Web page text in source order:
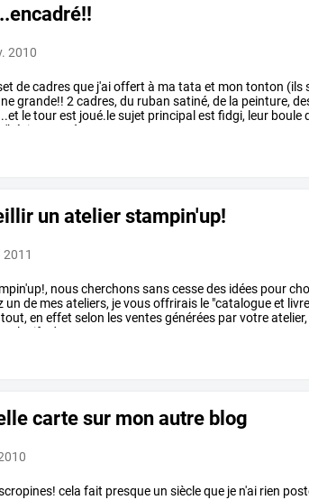
2010
decadresque j'aioffert à ma tata et mon tonton (ils
grande!! 2cadres,du ruban satiné,de la peinture,
letourest joué.lesujet principal est fidgi, leur boule
n'hésitez à
un atelier stampin'up!
2011
nouscherchonssanscessedes idées pour
un de mesateliers, jevousoffrirais le "catalogueet livre
tout, en effet selon lesventesgénérées parvotreatelier,
exclusifs de
carte sur mon autre blog
cela fait presque un siècleque je n'ai rien